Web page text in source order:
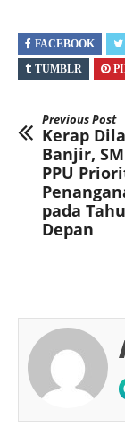
FACEBOOK
TUMBLR
Previous Post
Kerap
Banjir,
PPU
pada
Depan